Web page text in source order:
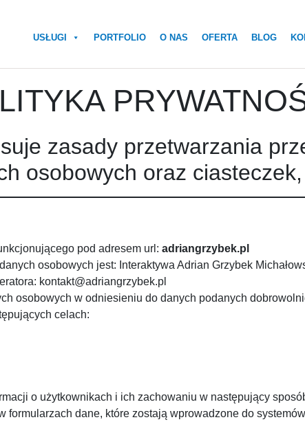
USŁUGI PORTFOLIO O NAS OFERTA BLOG
zasady przetwarzania
osobowych oraz
pod adresem url: adriangrzybek.pl
osobowych jest: Interaktywa Adrian Grzybek
kontakt@adriangrzybek.pl
osobowych w odniesieniu do danych podanych
celach:
o użytkownikach i ich zachowaniu w następujący
formularzach dane, które zostają wprowadzone do